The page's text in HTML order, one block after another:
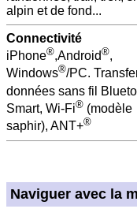
alpin et de fond...
Connectivité
iPhone®,Android®,
Windows®/PC.
données sans fil
Smart, Wi-Fi® (modèle
saphir), ANT+®
Naviguer avec la